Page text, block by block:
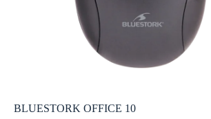
BLUESTORK OFFICE 10